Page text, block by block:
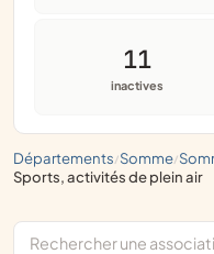
départements/ somme/
sports, activités de plein air
11
inactives